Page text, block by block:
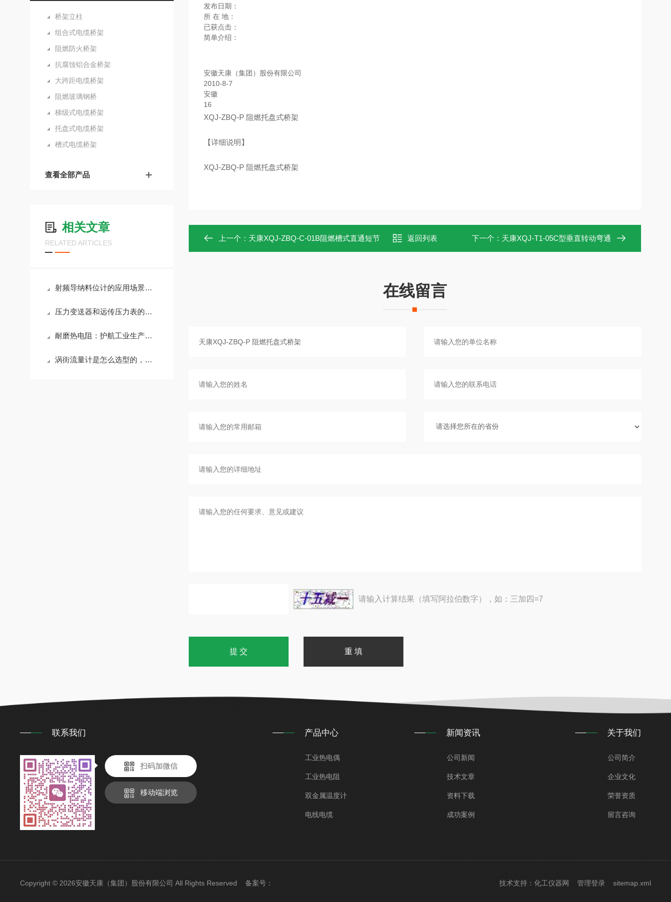
桥架立柱
组合式电缆桥架
阻燃防火桥架
抗腐蚀铝合金桥架
大跨距电缆桥架
阻燃玻璃钢桥
梯级式电缆桥架
托盘式电缆桥架
槽式电缆桥架
查看全部产品
相关文章
RELATED ARTICLES
射频导纳料位计的应用场景有哪些？
压力变送器和远传压力表的区别
耐磨热电阻：护航工业生产的热力安全守护者
涡街流量计是怎么选型的，选型时要注意哪些事项？
发布日期：
所 在 地：
已获点击：
简单介绍：
安徽天康（集团）股份有限公司
2010-8-7
安徽
16
XQJ-ZBQ-P 阻燃托盘式桥架
【详细说明】
XQJ-ZBQ-P 阻燃托盘式桥架
上一个： 天康XQJ-ZBQ-C-01B阻燃槽式直通短节 返回列表 下一个： 天康XQJ-T1-05C型垂直转动弯通
在线留言
请输入计算结果（填写阿拉伯数字），如：三加四=7
联系我们
扫码加微信
移动端浏览
产品中心
工业热电偶
工业热电阻
双金属温度计
电线电缆
新闻资讯
公司新闻
技术文章
资料下载
成功案例
关于我们
公司简介
企业文化
荣誉资质
留言咨询
Copyright © 2026安徽天康（集团）股份有限公司 All Rights Reserved 备案号： 技术支持： 化工仪器网 管理登录 sitemap.xml